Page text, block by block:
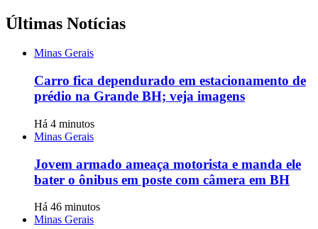
Últimas Notícias
Minas Gerais
Carro fica dependurado em estacionamento de
prédio na Grande BH; veja imagens
Há 4 minutos
Minas Gerais
Jovem armado ameaça motorista e manda ele
bater o ônibus em poste com câmera em BH
Há 46 minutos
Minas Gerais